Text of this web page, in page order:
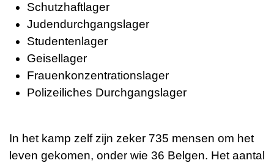
Schutzhaftlager
Judendurchgangslager
Studentenlager
Geisellager
Frauenkonzentrationslager
Polizeiliches Durchgangslager
In het kamp zelf zijn zeker 735 mensen om het
leven gekomen, onder wie 36 Belgen. Het aantal